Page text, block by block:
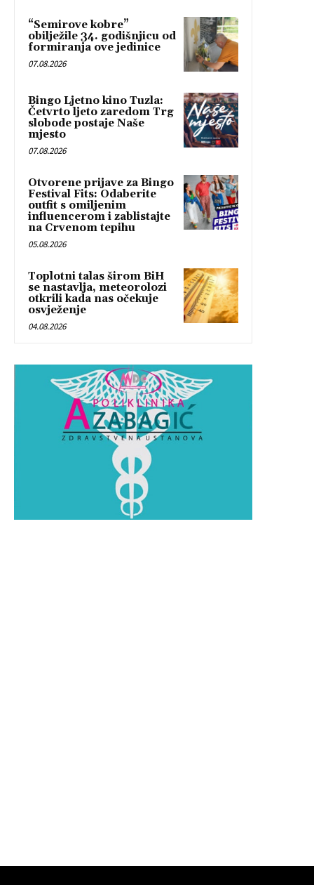
“Semirove kobre”
obilježile 34. godišnjicu od
formiranja ove jedinice
07.08.2026
Bingo Ljetno kino Tuzla:
Četvrto ljeto zaredom Trg
slobode postaje Naše
mjesto
07.08.2026
Otvorene prijave za Bingo
Festival Fits: Odaberite
outfit s omiljenim
influencerom i zablistajte
na Crvenom tepihu
05.08.2026
Toplotni talas širom BiH
se nastavlja, meteorolozi
otkrili kada nas očekuje
osvježenje
04.08.2026